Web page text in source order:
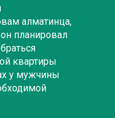
алматинца,
планировал
квартиры
у мужчины